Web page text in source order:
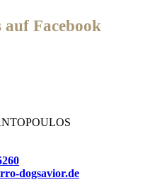
auf Facebook
dogsavior.de